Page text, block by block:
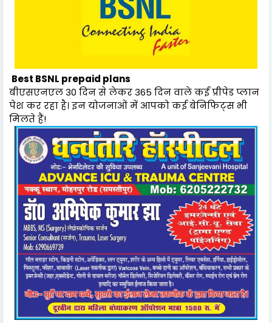
Best BSNL prepaid plans
बीएसएनएल 30 दिन से लेकर 365 दिन वाले कई प्रीपेड प्लान
पेश कर रहा है। इन योजनाओं में आपको कई बेनिफिट्स भी
मिलते हैं!